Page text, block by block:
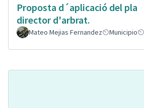
Proposta d´aplicació del pla
director d'arbrat.
Mateo Mejias Fernandez Municipio